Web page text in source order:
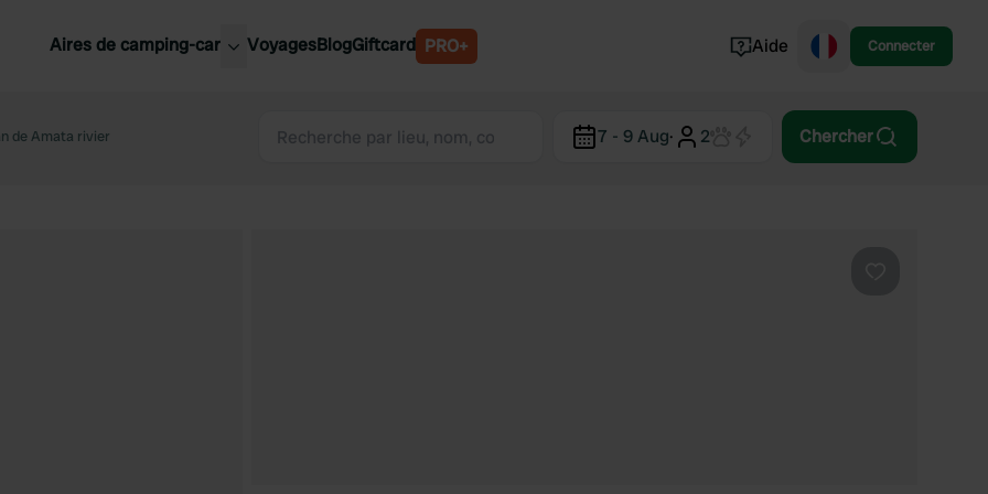
Aires de camping-car
Slovénie
VoyagesBlogGiftcard PRO+ Aide Connecter
de Amata rivier 7 - 9 Aug· 2 Chercher